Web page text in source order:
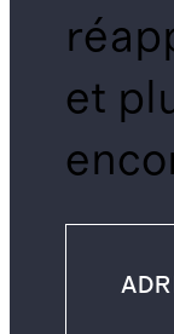
et